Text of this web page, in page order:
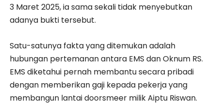
3 Maret 2025, ia sama sekali tidak menyebutkan
adanya bukti tersebut.
Satu-satunya fakta yang ditemukan adalah
hubungan pertemanan antara EMS dan Oknum RS.
EMS diketahui pernah membantu secara pribadi
dengan memberikan gaji kepada pekerja yang
membangun lantai doorsmeer milik Aiptu Riswan.